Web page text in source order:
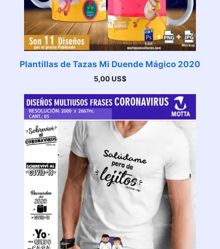
Plantillas de Tazas Mi Duende Mágico 2020
5,00 US$